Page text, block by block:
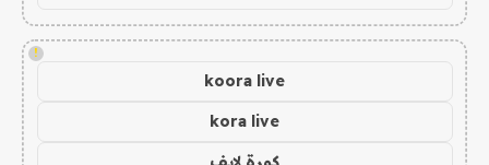
!
koora live
kora live